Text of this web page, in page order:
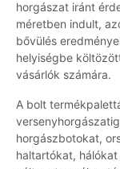
horgászat iránt
méretben indult,
bővülés
helyiségbe
vásárlók számára.
A bolt
horgászbotokat,
haltartókat,